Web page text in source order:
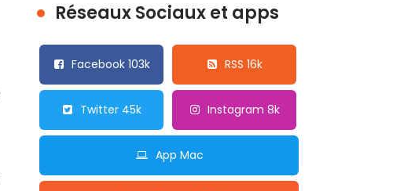
Réseaux Sociaux et apps
Facebook 103k RSS 16k
Twitter 45k Instagram 8k
App Mac